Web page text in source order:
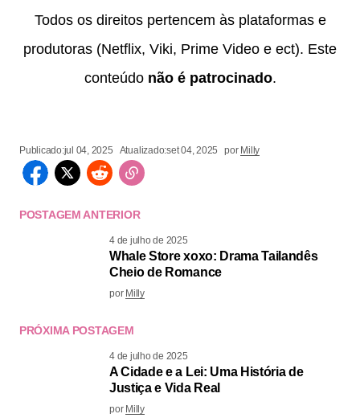
Todos os direitos pertencem às plataformas e
produtoras (Netflix, Viki, Prime Video e ect). Este
conteúdo não é patrocinado.
Publicado:jul 04, 2025 Atualizado:set 04, 2025 por Milly
POSTAGEM ANTERIOR
4 de julho de 2025
Whale Store xoxo: Drama Tailandês
Cheio de Romance
por Milly
PRÓXIMA POSTAGEM
4 de julho de 2025
A Cidade e a Lei: Uma História de
Justiça e Vida Real
por Milly